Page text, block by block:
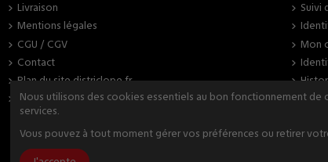
Livraison
Mentions légales
CGU / CGV
Contact
Plan du site districlope.fr
Accès Pro
Suivi
Mon
Nous utilisons des cookies essentiels au bon fonctionnement
services.
Vous pouvez à tout moment gérer vos préférences ou retirer